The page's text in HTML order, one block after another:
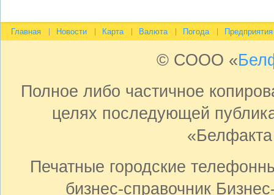
Главная Новости Карта Валюта Погода Предприятия
© СООО «
Полное либо частичное
целях последующей
Печатные городские
бизнес-справочник